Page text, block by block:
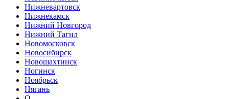
Нижневартовск
Нижнекамск
Нижний Новгород
Нижний Тагил
Новомосковск
Новосибирск
Новошахтинск
Ногинск
Ноябрьск
Нягань